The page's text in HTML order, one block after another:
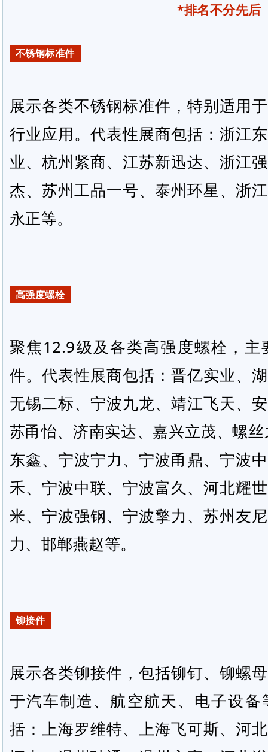
*排名不分先后
不锈钢标准件
展示各类不锈钢标准件，特别适用
行业应用。代表性展商包括：浙江
业、杭州紧商、江苏新迅达、浙江
杰、苏州工品一号、泰州环星、浙
永正等。
高强度螺栓
聚焦12.9级及各类高强度螺栓，
件。代表性展商包括：晋亿实业、
无锡二标、宁波九龙、靖江飞天、
苏甬怡、济南实达、嘉兴立茂、螺
东鑫、宁波宁力、宁波甬鼎、宁波
禾、宁波中联、宁波富久、河北耀
米、宁波强钢、宁波擎力、苏州友
力、邯郸燕赵等。
铆接件
展示各类铆接件，包括铆钉、铆螺
于汽车制造、航空航天、电子设
括：上海罗维特、上海飞可斯、河